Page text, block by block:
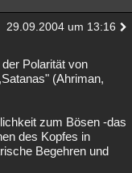
29.09.2004 um 13:16
Polarität von
(Ahriman,
zum Bösen -das
des Kopfes in
Begehren und